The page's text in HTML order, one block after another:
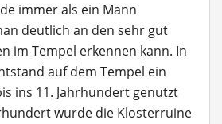
immer als ein Mann
deutlich an den sehr gut
im Tempel erkennen kann. In
auf dem Tempel ein
ins 11. Jahrhundert genutzt
wurde die Klosterruine